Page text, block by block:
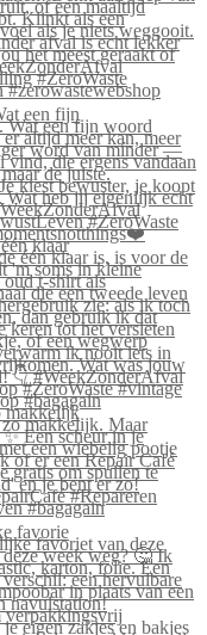
een fijn
klaar
makkelijk
favorie